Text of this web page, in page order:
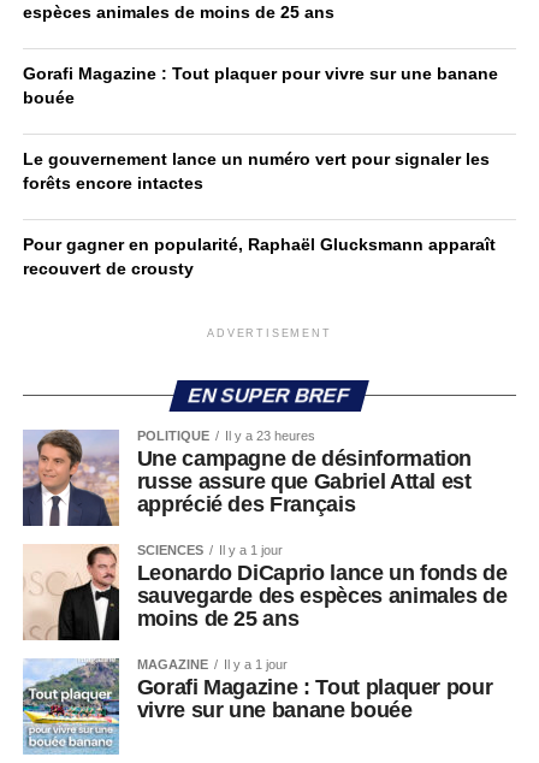
espèces animales de moins de 25 ans
Gorafi Magazine : Tout plaquer pour vivre sur une banane
bouée
Le gouvernement lance un numéro vert pour signaler les
forêts encore intactes
Pour gagner en popularité, Raphaël Glucksmann apparaît
recouvert de crousty
ADVERTISEMENT
EN SUPER BREF
POLITIQUE Il y a 23 heures
Une campagne de désinformation
russe assure que Gabriel Attal est
apprécié des Français
SCIENCES Il y a 1 jour
Leonardo DiCaprio lance un fonds de
sauvegarde des espèces animales de
moins de 25 ans
MAGAZINE Il y a 1 jour
Gorafi Magazine : Tout plaquer pour
vivre sur une banane bouée